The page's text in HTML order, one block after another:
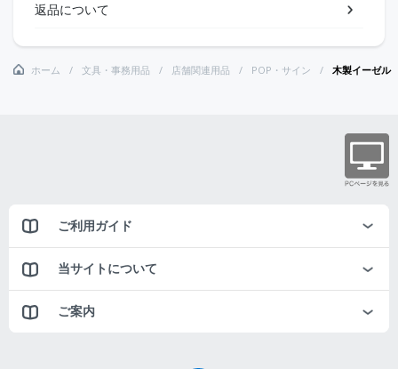
返品について
ホーム 文具・事務用品 店舗関連用品 POP・サイン 木製イーゼ
ご利用ガイド
当サイトについて
ご案内